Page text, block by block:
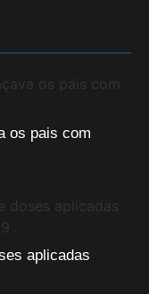
os pais com
aplicadas